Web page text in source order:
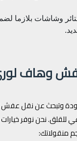
وشاشات بلازما
وهاف
وتبحث عن نقل عفش
للقلق. نحن نوفر
منقولاتك: